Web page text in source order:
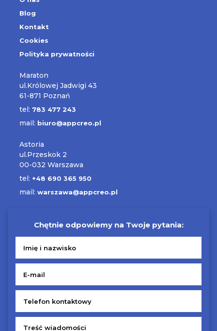
Blog
Kontakt
Cookies
Polityka prywatności
Maraton
ul.Królowej Jadwigi 43
61-871 Poznań
tel: 783 477 243
mail: biuro@appcreo.pl
Astoria
ul.Przeskok 2
00-032 Warszawa
tel: +48 690 365 950
mail: warszawa@appcreo.pl
Chętnie odpowiemy na Twoje pytania: